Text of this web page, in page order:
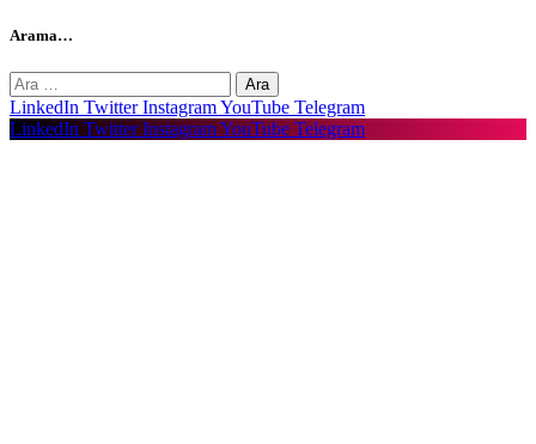
Arama…
Arama:
LinkedIn Twitter InstagramYouTube Telegram
LinkedIn Twitter InstagramYouTube Telegram